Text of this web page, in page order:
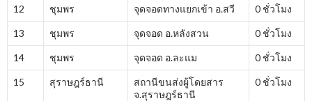
12 ชุมพร จุดจอดทางแยกเข้า อ.สวี 0 ชั่วโมง
13 ชุมพร จุดจอด อ.หลังสวน 0 ชั่วโมง
14 ชุมพร จุดจอด อ.ละแม 0 ชั่วโมง
15 สุราษฎร์ธานี
สถานีขนส่งผู้โดยสาร
จ.สุราษฎร์ธานี
0 ชั่วโมง